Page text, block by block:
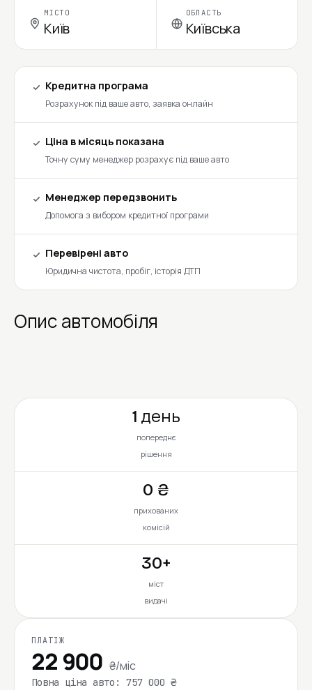
МІСТО
Київ
ОБЛАСТЬ
Київська
Кредитна програма
Розрахунок під ваше авто, заявка онлайн
Ціна в місяць показана
Точну суму менеджер розрахує під ваше авто
Менеджер передзвонить
Допомога з вибором кредитної програми
Перевірені авто
Юридична чистота, пробіг, історія ДТП
Опис автомобіля
1 день
попереднє
рішення
0 ₴
прихованих
комісій
30+
міст
видачі
ПЛАТІЖ
22 900 ₴/міс
Повна ціна авто: 757 000 ₴